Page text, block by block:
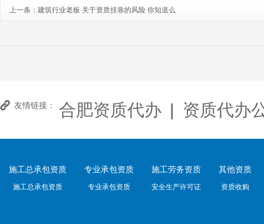
上一条： 建筑行业老板 关于资质挂靠的风险 你知道么
友情链接： 合肥资质代办 | 资质代办
施工总承包资质
施工总承包资质
专业承包资质
专业承包资质
施工劳务资质
安全生产许可证
其他资质
资质收购